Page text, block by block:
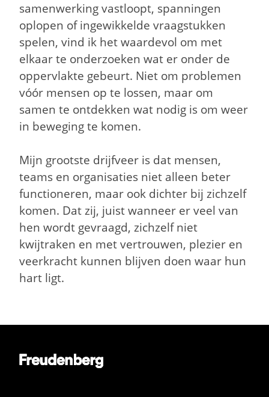
samenwerking vastloopt, spanningen
oplopen of ingewikkelde vraagstukken
spelen, vind ik het waardevol om met
elkaar te onderzoeken wat er onder de
oppervlakte gebeurt. Niet om problemen
vóór mensen op te lossen, maar om
samen te ontdekken wat nodig is om weer
in beweging te komen.
Mijn grootste drijfveer is dat mensen,
teams en organisaties niet alleen beter
functioneren, maar ook dichter bij zichzelf
komen. Dat zij, juist wanneer er veel van
hen wordt gevraagd, zichzelf niet
kwijtraken en met vertrouwen, plezier en
veerkracht kunnen blijven doen waar hun
hart ligt.